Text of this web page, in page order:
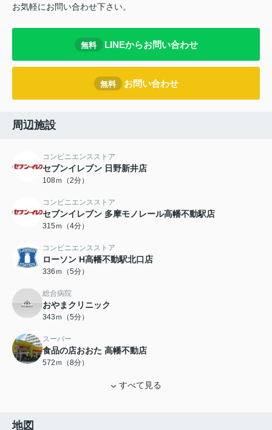
お気軽にお問い合わせ下さい。
無料 LINEからお問い合わせ
無料 お問い合わせ
周辺施設
コンビニエンスストア
セブンイレブン 日野新井店
108ｍ（2分）
コンビニエンスストア
セブンイレブン 多摩モノレール高幡不動駅店
315ｍ（4分）
コンビニエンスストア
ローソン H高幡不動駅北口店
336ｍ（5分）
総合病院
おやまクリニック
343ｍ（5分）
スーパー
食品の店おおた 高幡不動店
572ｍ（8分）
すべて見る
地図